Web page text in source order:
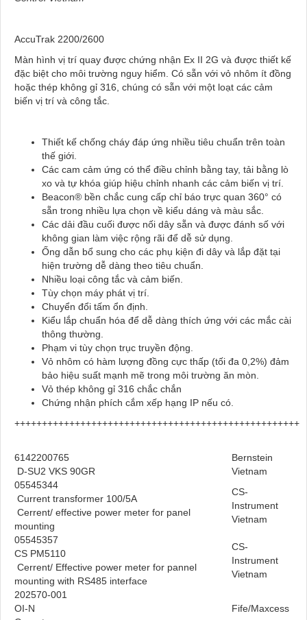
AccuTrak 2200/2600
Màn hình vị trí quay được chứng nhận Ex II 2G và được thiết kế
đặc biệt cho môi trường nguy hiểm. Có sẵn với vỏ nhôm ít đồng
hoặc thép không gỉ 316, chúng có sẵn với một loạt các cảm
biến vị trí và công tắc.
Thiết kế chống cháy đáp ứng nhiều tiêu chuẩn trên toàn
thế giới.
Các cam cảm ứng có thể điều chỉnh bằng tay, tải bằng lò
xo và tự khóa giúp hiệu chỉnh nhanh các cảm biến vị trí.
Beacon® bền chắc cung cấp chỉ báo trực quan 360° có
sẵn trong nhiều lựa chọn về kiểu dáng và màu sắc.
Các dải đầu cuối được nối dây sẵn và được đánh số với
không gian làm việc rộng rãi để dễ sử dụng.
Ống dẫn bổ sung cho các phụ kiện đi dây và lắp đặt tại
hiện trường dễ dàng theo tiêu chuẩn.
Nhiều loại công tắc và cảm biến.
Tùy chọn máy phát vị trí.
Chuyển đổi tấm ổn định.
Kiểu lắp chuẩn hóa để dễ dàng thích ứng với các mắc cài
thông thường.
Phạm vi tùy chọn trục truyền động.
Vỏ nhôm có hàm lượng đồng cực thấp (tối đa 0,2%) đảm
bảo hiệu suất mạnh mẽ trong môi trường ăn mòn.
Vỏ thép không gỉ 316 chắc chắn
Chứng nhận phích cắm xếp hạng IP nếu có.
++++++++++++++++++++++++++++++++++++++++++++++++++++
6142200765
D-SU2 VKS 90GR
Bernstein
Vietnam
05545344
Current transformer 100/5A
Cerrent/ effective power meter for panel
mounting
CS-
Instrument
Vietnam
05545357
CS PM5110
Cerrent/ Effective power meter for pannel
mounting with RS485 interface
CS-
Instrument
Vietnam
202570-001
OI-N
Fife/Maxcess